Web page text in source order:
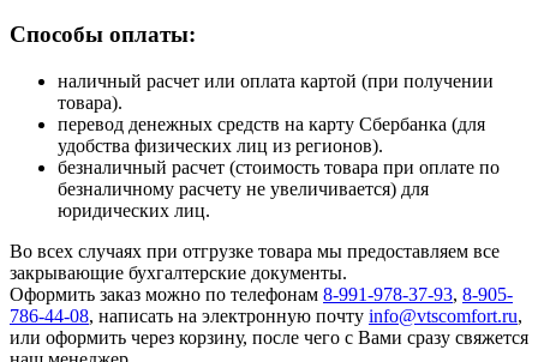
Способы оплаты:
наличный расчет или оплата картой (при получении
товара).
перевод денежных средств на карту Сбербанка (для
удобства физических лиц из регионов).
безналичный расчет (стоимость товара при оплате по
безналичному расчету не увеличивается) для
юридических лиц.
Во всех случаях при отгрузке товара мы предоставляем все
закрывающие бухгалтерские документы.
Оформить заказ можно по телефонам 8-991-978-37-93, 8-905-
786-44-08, написать на электронную почту info@vtscomfort.ru,
или оформить через корзину, после чего с Вами сразу свяжется